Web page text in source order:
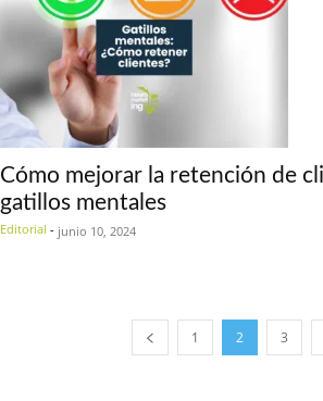
Cómo mejorar la retención de
gatillos mentales
Editorial - junio 10, 2024
1 2 3